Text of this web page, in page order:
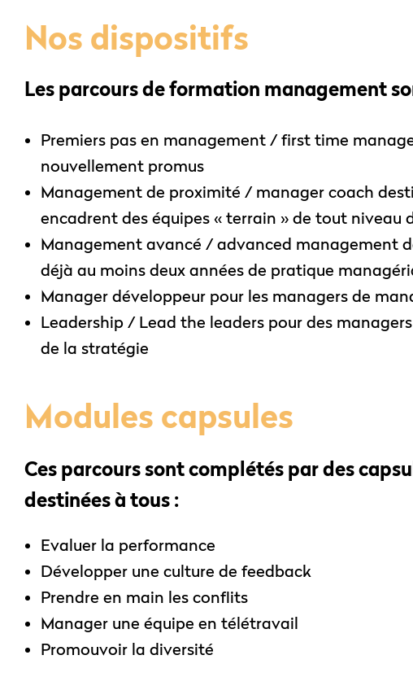
Nos dispositifs
Les parcours de formation management
Premiers pas en management / first time
nouvellement promus
Management de proximité / manager coach
encadrent des équipes « terrain » de tout niveau
Management avancé / advanced management
déjà au moins deux années de pratique
Manager développeur pour les managers de
Leadership / Lead the leaders pour des
de la stratégie ​
Modules capsules
Ces parcours sont complétés par des
destinées à tous :
Evaluer la performance
Développer une culture de feedback
Prendre en main les conflits
Manager une équipe en télétravail
Promouvoir la diversité